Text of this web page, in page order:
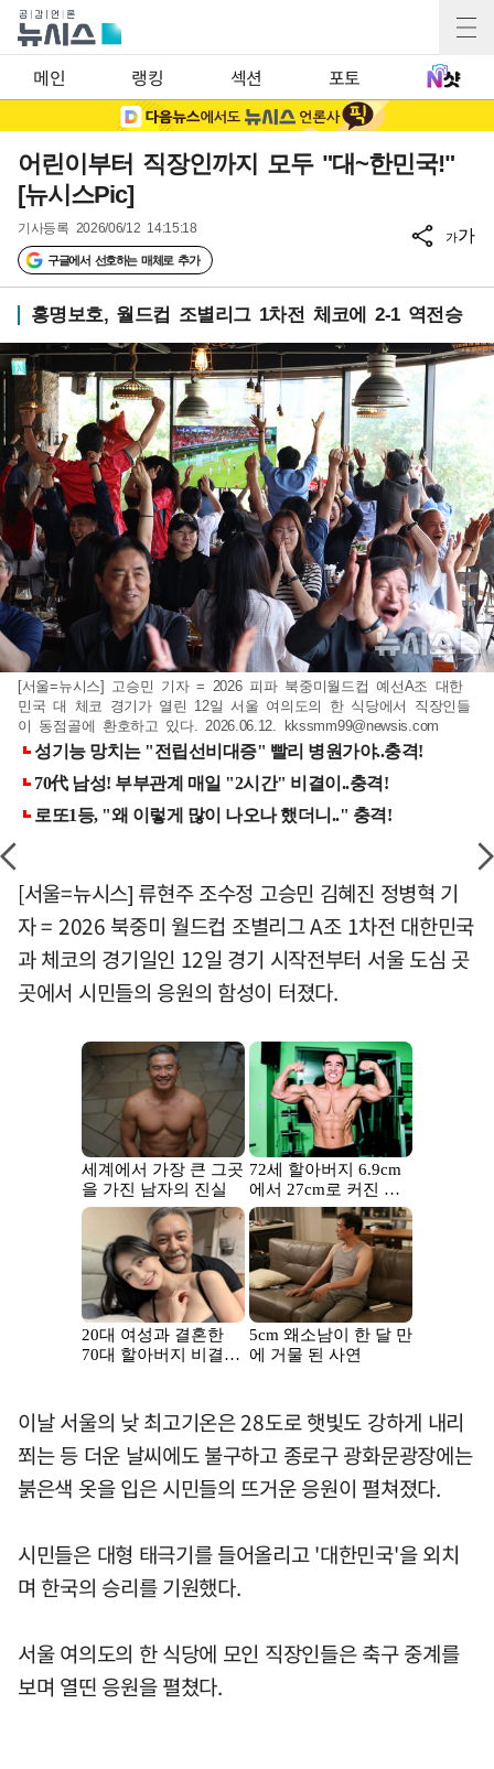
메인 랭킹 섹션 포토
어린이부터 직장인까지 모두 "대~한민국!"
[뉴시스Pic]
기사등록 2026/06/12 14:15:18
구글에서 선호하는 매체로 추가
가가
홍명보호, 월드컵 조별리그 1차전 체코에 2-1 역전승
[서울=뉴시스] 고승민 기자 = 2026 피파 북중미월드컵 예선A조 대한
민국 대 체코 경기가 열린 12일 서울 여의도의 한 식당에서 직장인들
이 동점골에 환호하고 있다. 2026.06.12. kkssmm99@newsis.com
[서울=뉴시스] 류현주 조수정 고승민 김혜진 정병혁 기
자 = 2026 북중미 월드컵 조별리그 A조 1차전 대한민국
과 체코의 경기일인 12일 경기 시작전부터 서울 도심 곳
곳에서 시민들의 응원의 함성이 터졌다.
이날 서울의 낮 최고기온은 28도로 햇빛도 강하게 내리
쬐는 등 더운 날씨에도 불구하고 종로구 광화문광장에는
붉은색 옷을 입은 시민들의 뜨거운 응원이 펼쳐졌다.
시민들은 대형 태극기를 들어올리고 '대한민국'을 외치
며 한국의 승리를 기원했다.
서울 여의도의 한 식당에 모인 직장인들은 축구 중계를
보며 열띤 응원을 펼쳤다.